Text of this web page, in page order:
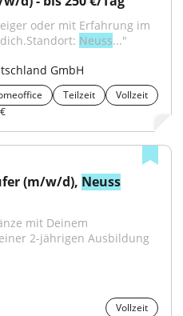
oder mit Erfahrung im
Neuss..."
GmbH
Teilzeit
Vollzeit
(m/w/d), Neuss
mit Deinem
2-jährigen Ausbildung
Vollzeit